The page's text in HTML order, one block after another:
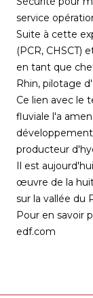
service
Suite à cette
(PCR, CHSCT)
en tant que
Rhin, pilotage
Ce lien avec le
fluviale l'a
producteur
Il est
œuvre de la
sur la vallée du
Pour en savoir
edf.com